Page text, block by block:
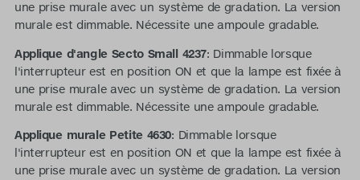
une prise murale avec un système de gradation. La version
murale est dimmable. Nécessite une ampoule gradable.
Applique d'angle Secto Small 4237: Dimmable lorsque
l'interrupteur est en position ON et que la lampe est fixée à
une prise murale avec un système de gradation. La version
murale est dimmable. Nécessite une ampoule gradable.
Applique murale Petite 4630: Dimmable lorsque
l'interrupteur est en position ON et que la lampe est fixée à
une prise murale avec un système de gradation. La version